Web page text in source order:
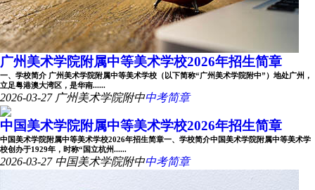
广州美术学院附属中等美术学校2026年招生简章
一、学校简介 广州美术学院附属中等美术学校（以下简称“广州美术学院附中”）地处广州，
立足粤港澳大湾区，是华南......
2026-03-27 广州美术学院附中中考简章
中国美术学院附属中等美术学校2026年招生简章
中国美术学院附属中等美术学校2026年招生简章一、学校简介中国美术学院附属中等美术学
校创办于1929年，时称“国立杭州......
2026-03-27 中国美术学院附中中考简章